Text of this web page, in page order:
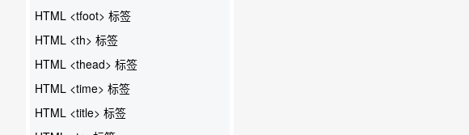
HTML <tfoot> 标签
HTML <th> 标签
HTML <thead> 标签
HTML <time> 标签
HTML <title> 标签